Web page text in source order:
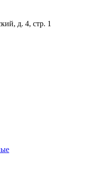
д. 4, стр. 1